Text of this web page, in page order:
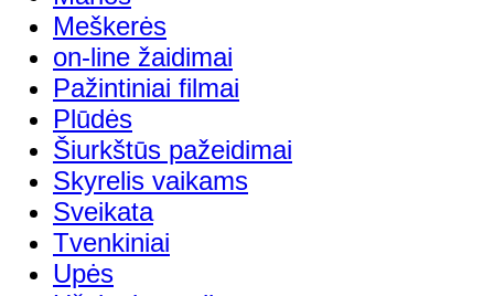
Meškerės
on-line žaidimai
Pažintiniai filmai
Plūdės
Šiurkštūs pažeidimai
Skyrelis vaikams
Sveikata
Tvenkiniai
Upės